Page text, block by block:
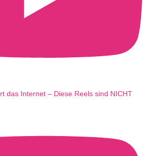
das Internet – Diese Reels sind NICHT